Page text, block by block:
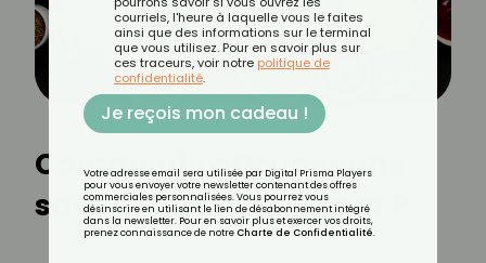
Comment rattraper une
sauce trop acide/amer ?
courriels, l'heure à laquelle vous le faites
ainsi que des informations sur le terminal
que vous utilisez. Pour en savoir plus sur
ces traceurs, voir notre politique de
confidentialité.
Je reçois mon cadeau !
Votre adresse email sera utilisée par Digital Prisma Players
pour vous envoyer votre newsletter contenant des offres
commerciales personnalisées. Vous pourrez vous
désinscrire en utilisant le lien de désabonnement intégré
dans la newsletter. Pour en savoir plus et exercer vos droits,
prenez connaissance de notre Charte de Confidentialité.